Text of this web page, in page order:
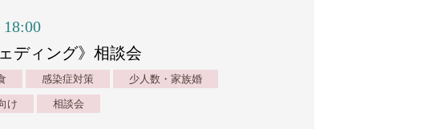
18:00
ディング》相談会
感染症対策 少人数・家族婚
け 相談会